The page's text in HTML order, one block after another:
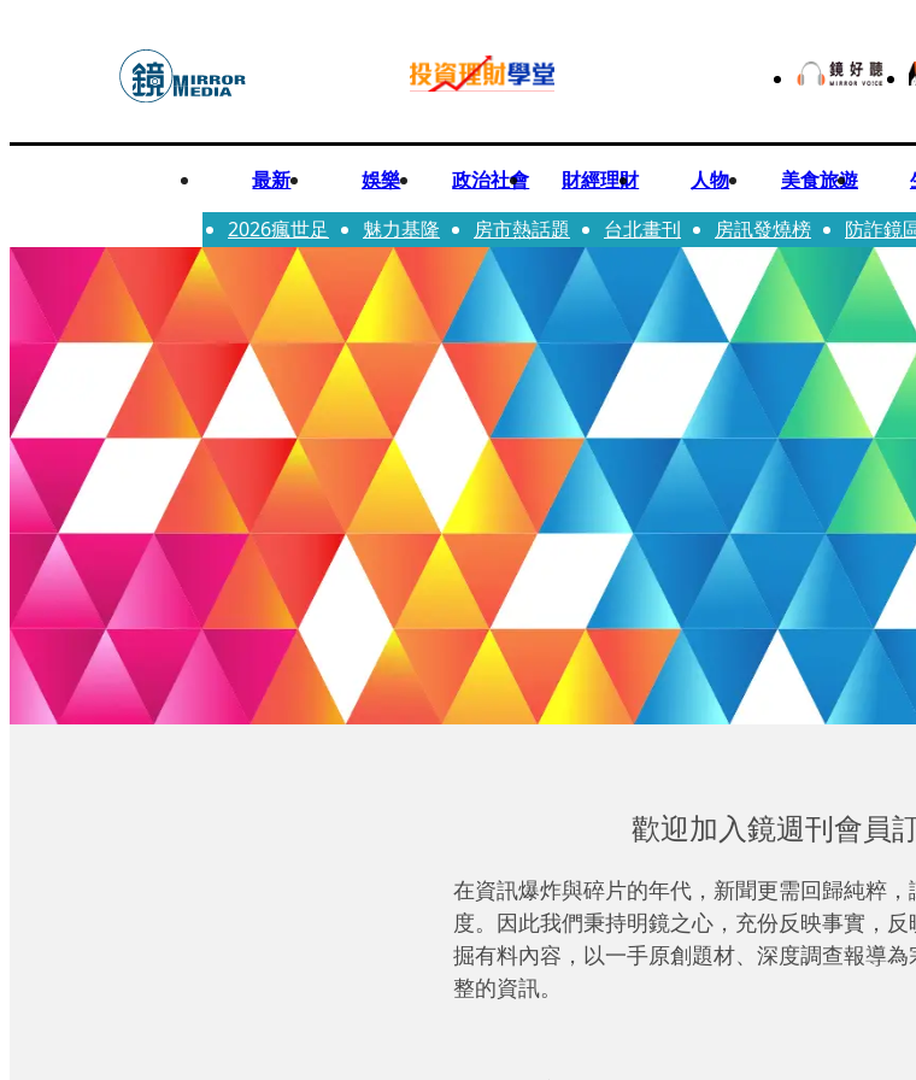
最新 娛樂 政治社會 財經理財 人物 美食旅遊
2026瘋世足
魅力基隆 房市熱話題 台北畫刊 房訊發燒榜 防詐鏡
歡迎加入鏡週刊會員
在資訊爆炸與碎片的年代，新聞更需回歸純粹
度。因此我們秉持明鏡之心，充份反映事實，
掘有料內容，以一手原創題材、深度調查報導
整的資訊。